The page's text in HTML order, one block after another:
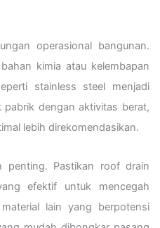
operasional bangunan.
kimia atau kelembapan
stainless steel menjadi
pabrik dengan aktivitas berat,
lebih direkomendasikan.
penting. Pastikan roof drain
efektif untuk mencegah
lain yang berpotensi